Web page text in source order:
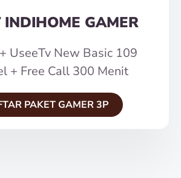
INDIHOME GAMER
UseeTv New Basic 109
+ Free Call 300 Menit
PAKET GAMER 3P